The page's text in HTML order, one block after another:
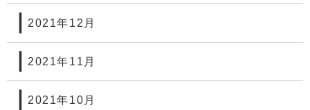
2021年12月
2021年11月
2021年10月